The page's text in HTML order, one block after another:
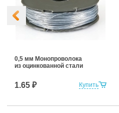
Купить
0,5 мм Монопроволока
из оцинкованной стали
1.65 ₽